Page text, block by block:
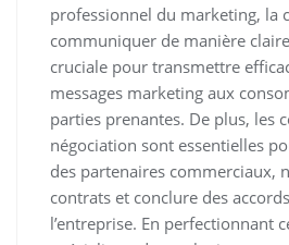
professionnel du marketing, la
communiquer de manière
cruciale pour transmettre
messages marketing aux
parties prenantes. De plus, les
négociation sont essentielles
des partenaires commerciaux,
contrats et conclure des
l’entreprise. En perfectionnant